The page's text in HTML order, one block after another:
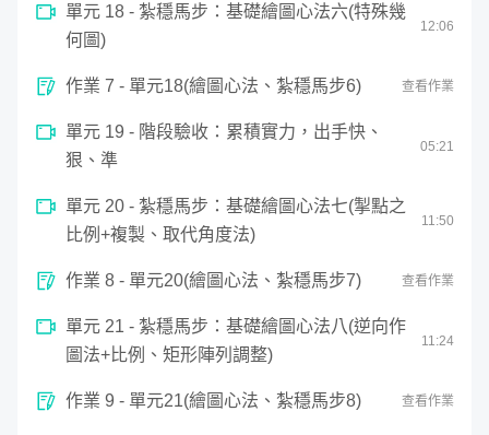
單元 18 - 紮穩馬步：基礎繪圖心法六(特殊幾
何圖)
12:06
作業 7 - 單元18(繪圖心法、紮穩馬步6) 查看作業
單元 19 - 階段驗收：累積實力，出手快、
狠、準
05:21
單元 20 - 紮穩馬步：基礎繪圖心法七(掣點之
比例+複製、取代角度法)
11:50
作業 8 - 單元20(繪圖心法、紮穩馬步7) 查看作業
單元 21 - 紮穩馬步：基礎繪圖心法八(逆向作
圖法+比例、矩形陣列調整)
11:24
作業 9 - 單元21(繪圖心法、紮穩馬步8) 查看作業